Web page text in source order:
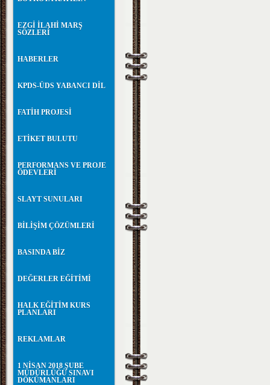
EZGİ İLAHİ MARŞ
SÖZLERİ
HABERLER
KPDS-ÜDS YABANCI DİL
FATİH PROJESİ
ETİKET BULUTU
PERFORMANS VE PROJE
ÖDEVLERİ
SLAYT SUNULARI
BİLİŞİM ÇÖZÜMLERİ
BASINDA BİZ
DEĞERLER EĞİTİMİ
HALK EĞİTİM KURS
PLANLARI
REKLAMLAR
1 NİSAN 2018 ŞUBE
MÜDÜRLÜĞÜ SINAVI
DÖKÜMANLARI